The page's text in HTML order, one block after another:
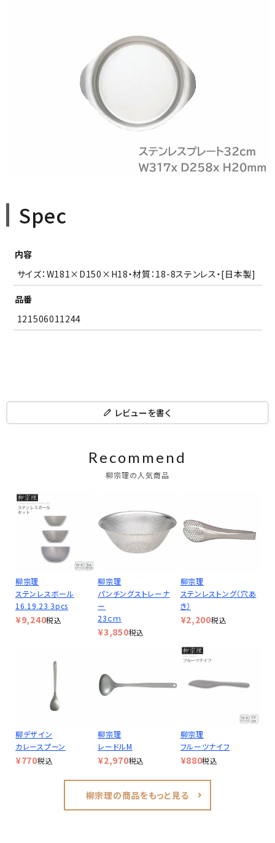
Spec
内容
サイズ：W181×D150×H18・材質：18-8ステンレス・[日本製]
品番
121506011244
レビューを書く
Recommend
柳宗理の人気商品
柳宗理
ステンレスボール
16.19.23 3pcs
¥9,240税込
柳宗理
パンチングストレーナ
ー
23ｃｍ
¥3,850税込
柳宗理
ステンレストング（穴あ
き）
¥2,200税込
柳デザイン
カレースプーン
¥770税込
柳宗理
レードルM
¥2,970税込
柳宗理
フルーツナイフ
¥880税込
柳宗理の商品をもっと見る